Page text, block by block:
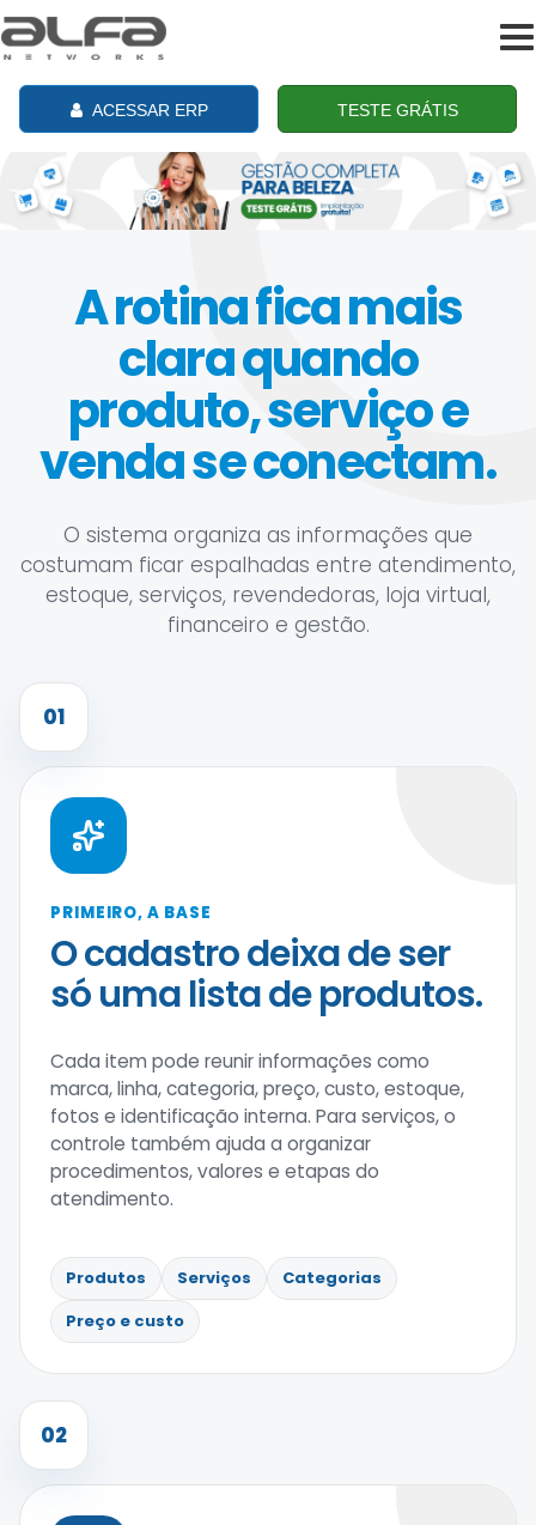
ACESSAR ERP TESTE GRÁTIS
A rotina fica mais
clara quando
produto, serviço e
venda se conectam.
O sistema organiza as informações que
costumam ficar espalhadas entre atendimento,
estoque, serviços, revendedoras, loja virtual,
financeiro e gestão.
01
PRIMEIRO, A BASE
O cadastro deixa de ser
só uma lista de produtos.
Cada item pode reunir informações como
marca, linha, categoria, preço, custo, estoque,
fotos e identificação interna. Para serviços, o
controle também ajuda a organizar
procedimentos, valores e etapas do
atendimento.
Produtos Serviços
Categorias
Preço e custo
02